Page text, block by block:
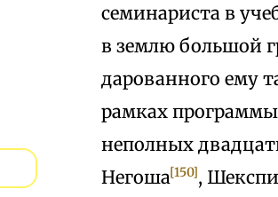
семинариста в
в землю большой
дарованного ему
рамках
неполных
Негоша[150],